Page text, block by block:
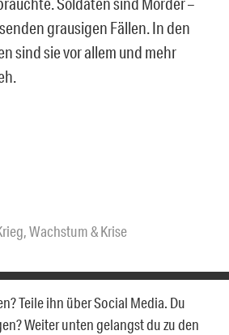
grausigen Fällen. In den
sind sie vor allem und mehr
,Wachstum & Krise
Teile ihn über Social Media. Du
Weiter unten gelangst du zu den